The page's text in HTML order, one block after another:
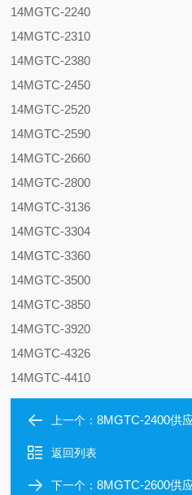
14MGTC-2240
14MGTC-2310
14MGTC-2380
14MGTC-2450
14MGTC-2520
14MGTC-2590
14MGTC-2660
14MGTC-2800
14MGTC-3136
14MGTC-3304
14MGTC-3360
14MGTC-3500
14MGTC-3850
14MGTC-3920
14MGTC-4326
14MGTC-4410
上一个：8MGTC-2400供应进口
返回列表
下一个：8MGTC-2600供应进口